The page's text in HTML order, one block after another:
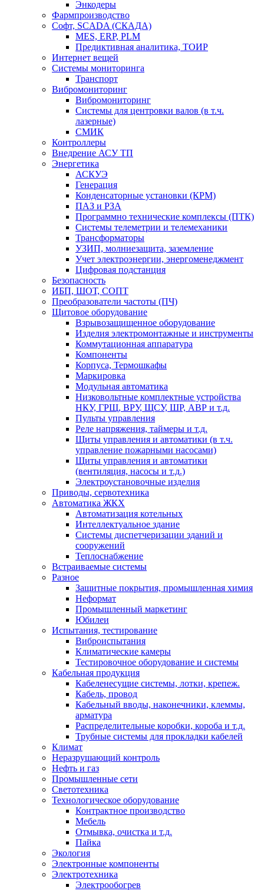
Энкодеры
Фармпроизводство
Софт, SCADA (СКАДА)
MES, ERP, PLM
Предиктивная аналитика, ТОИР
Интернет вещей
Системы мониторинга
Транспорт
Вибромониторинг
Вибромониторинг
Системы для центровки валов (в т.ч.
лазерные)
СМИК
Контроллеры
Внедрение АСУ ТП
Энергетика
АСКУЭ
Генерация
Конденсаторные установки (КРМ)
ПАЗ и РЗА
Программно технические комплексы (ПТК)
Системы телеметрии и телемеханики
Трансформаторы
УЗИП, молниезащита, заземление
Учет электроэнергии, энергоменеджмент
Цифровая подстанция
Безопасность
ИБП, ШОТ, СОПТ
Преобразователи частоты (ПЧ)
Щитовое оборудование
Взрывозащищенное оборудование
Изделия электромонтажные и инструменты
Коммутационная аппаратура
Компоненты
Корпуса, Термошкафы
Маркировка
Модульная автоматика
Низковольтные комплектные устройства
НКУ, ГРЩ, ВРУ, ЩСУ, ШР, АВР и т.д.
Пульты управления
Реле напряжения, таймеры и т.д.
Щиты управления и автоматики (в т.ч.
управление пожарными насосами)
Щиты управления и автоматики
(вентиляция, насосы и т.д.)
Электроустановочные изделия
Приводы, сервотехника
Автоматика ЖКХ
Автоматизация котельных
Интеллектуальное здание
Системы диспетчеризации зданий и
сооружений
Теплоснабжение
Встраиваемые системы
Разное
Защитные покрытия, промышленная химия
Неформат
Промышленный маркетинг
Юбилеи
Испытания, тестирование
Виброиспытания
Климатические камеры
Тестировочное оборудование и системы
Кабельная продукция
Кабеленесущие системы, лотки, крепеж.
Кабель, провод
Кабельный вводы, наконечники, клеммы,
арматура
Распределительные коробки, короба и т.д.
Трубные системы для прокладки кабелей
Климат
Неразрушающий контроль
Нефть и газ
Промышленные сети
Светотехника
Технологическое оборудование
Контрактное производство
Мебель
Отмывка, очистка и т.д.
Пайка
Экология
Электронные компоненты
Электротехника
Электрообогрев